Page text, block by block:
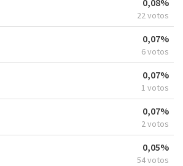
22 votos
0,07%
6 votos
0,07%
1 votos
0,07%
2 votos
0,05%
54 votos